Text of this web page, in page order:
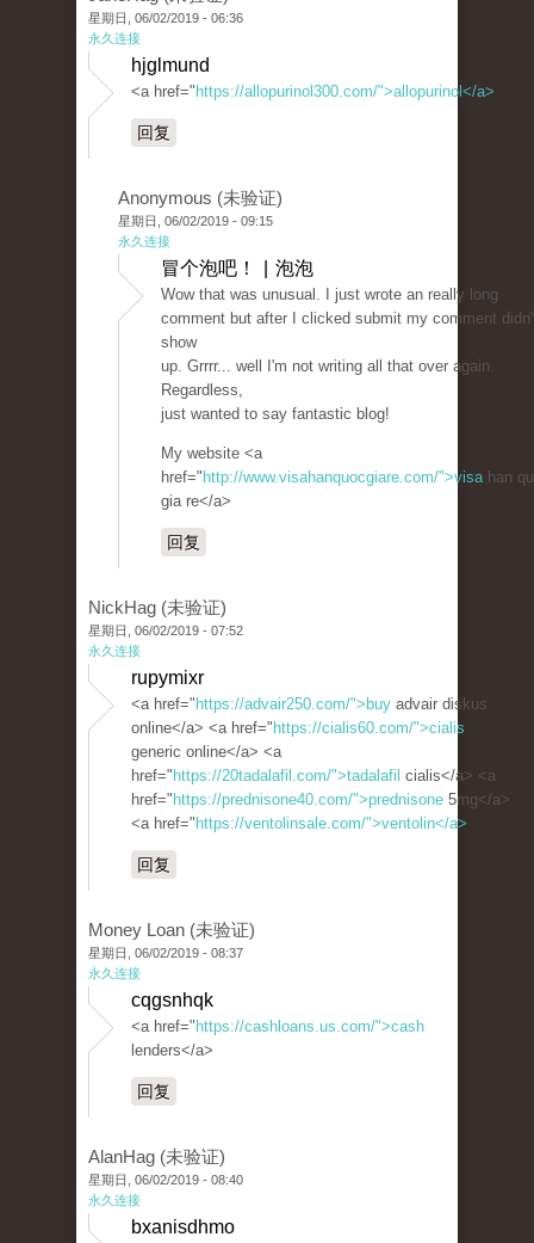
星期日, 06/02/2019 - 06:36
永久连接
hjglmund
<a href=" https://allopurinol300.com/">allopurinol</a>
回复
Anonymous (未验证)
星期日, 06/02/2019 - 09:15
永久连接
冒个泡吧！ | 泡泡
Wow that was unusual. I just wrote an really long
comment but after I clicked submit my comment
show
up. Grrrr... well I'm not writing all that over again.
Regardless,
just wanted to say fantastic blog!
My website <a
href=" http://www.visahanquocgiare.com/">visahan
gia re</a>
回复
NickHag (未验证)
星期日, 06/02/2019 - 07:52
永久连接
rupymixr
<a href=" https://advair250.com/">buy advair diskus
online</a> <a href=" https://cialis60.com/">cialis
generic online</a> <a
href=" https://20tadalafil.com/">tadalafil cialis</a> <a
href=" https://prednisone40.com/">prednisone 5mg</a>
<a href=" https://ventolinsale.com/">ventolin</a>
回复
Money Loan (未验证)
星期日, 06/02/2019 - 08:37
永久连接
cqgsnhqk
<a href=" https://cashloans.us.com/">cash
lenders</a>
回复
AlanHag (未验证)
星期日, 06/02/2019 - 08:40
永久连接
bxanisdhmo